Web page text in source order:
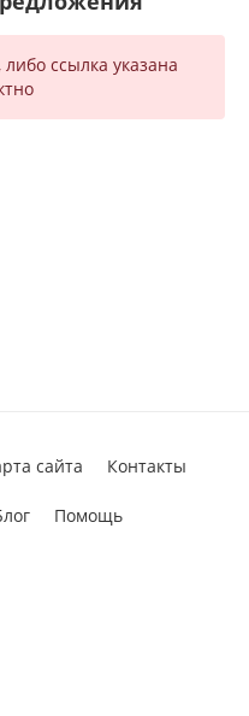
ссылка указана
сайта Контакты
Помощь